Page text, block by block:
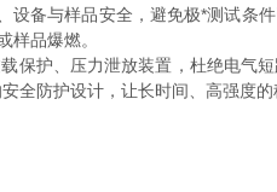
备与样品安全，避免极*测试条
样品爆燃。
护、压力泄放装置，杜绝电气
防护设计，让长时间、高强度